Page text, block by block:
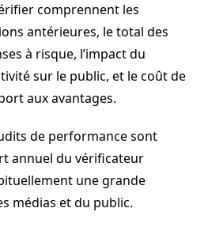
comprennent les
antérieures, le total des
à risque, l’impact du
sur le public, et le coût de
aux avantages.
de performance sont
annuel du vérificateur
une grande
médias et du public.